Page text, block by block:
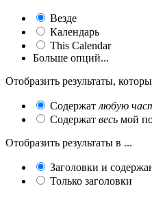
Везде
Календарь
This Calendar
Больше опций...
Отобразить результаты,
Содержат любую
Содержат весь мой
Отобразить результаты в ...
Заголовки и
Только заголовки